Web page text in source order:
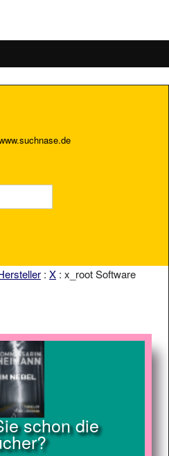
: X : x_root Software
schon die